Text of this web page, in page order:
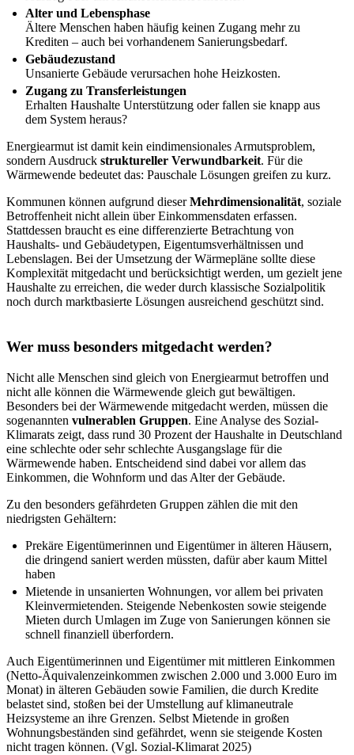
Alter und Lebensphase
Ältere Menschen haben häufig keinen Zugang mehr zu
Krediten – auch bei vorhandenem Sanierungsbedarf.
Gebäudezustand
Unsanierte Gebäude verursachen hohe Heizkosten.
Zugang zu Transferleistungen
Erhalten Haushalte Unterstützung oder fallen sie knapp aus
dem System heraus?
Energiearmut ist damit kein eindimensionales Armutsproblem,
sondern Ausdruck struktureller Verwundbarkeit. Für die
Wärmewende bedeutet das: Pauschale Lösungen greifen zu kurz.
Kommunen können aufgrund dieserMehrdimensionalität, soziale
Betroffenheit nicht allein über Einkommensdaten erfassen.
Stattdessen braucht es eine differenzierte Betrachtung von
Haushalts- und Gebäudetypen, Eigentumsverhältnissen und
Lebenslagen. Bei der Umsetzung der Wärmepläne sollte diese
Komplexität mitgedacht und berücksichtigt werden, um gezielt jene
Haushalte zu erreichen, die weder durch klassische Sozialpolitik
noch durch marktbasierte Lösungen ausreichend geschützt sind.
Wer muss besonders mitgedacht werden?
Nicht alle Menschen sind gleich von Energiearmut betroffen und
nicht alle können die Wärmewende gleich gut bewältigen.
Besonders bei der Wärmewende mitgedacht werden, müssen die
sogenannten vulnerablen Gruppen. Eine Analyse des Sozial-
Klimarats zeigt, dass rund 30 Prozent der Haushalte in Deutschland
eine schlechte oder sehr schlechte Ausgangslage für die
Wärmewende haben. Entscheidend sind dabei vor allem das
Einkommen, die Wohnform und das Alter der Gebäude.
Zu den besonders gefährdeten Gruppen zählen die mit den
niedrigsten Gehältern:
Prekäre Eigentümerinnen und Eigentümer in älteren Häusern,
die dringend saniert werden müssten, dafür aber kaum Mittel
haben
Mietende in unsanierten Wohnungen, vor allem bei privaten
Kleinvermietenden. Steigende Nebenkosten sowie steigende
Mieten durch Umlagen im Zuge von Sanierungen können sie
schnell finanziell überfordern.
Auch Eigentümerinnen und Eigentümer mit mittleren Einkommen
(Netto-Äquivalenzeinkommen zwischen 2.000 und 3.000 Euro im
Monat) in älteren Gebäuden sowie Familien, die durch Kredite
belastet sind, stoßen bei der Umstellung auf klimaneutrale
Heizsysteme an ihre Grenzen. Selbst Mietende in großen
Wohnungsbeständen sind gefährdet, wenn sie steigende Kosten
nicht tragen können. (Vgl. Sozial-Klimarat 2025)